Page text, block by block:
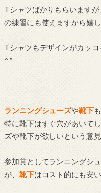
Tシャツばかりもらいます
の練習にも使えますから嬉し
Tシャツもデザインがカッ
^^
ランニングシューズや靴下
特に靴下はすぐ穴があいて
ズや靴下が欲しいという意見
参加賞としてランニングシ
が、 靴下はコスト的にも安い